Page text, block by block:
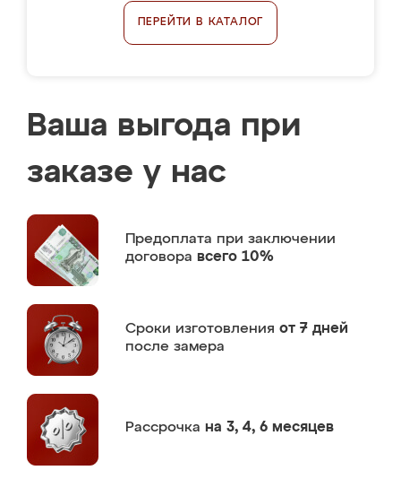
ПЕРЕЙТИ В КАТАЛОГ
Ваша выгода при
заказе у нас
Предоплата при заключении
договора всего 10%
Сроки изготовления от 7 дней
после замера
Рассрочка на 3, 4, 6 месяцев